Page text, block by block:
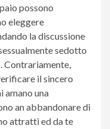
possono
eleggere
la discussione
sedotto
Contrariamente,
il sincero
amano una
an abbandonare di
attratti ed da te